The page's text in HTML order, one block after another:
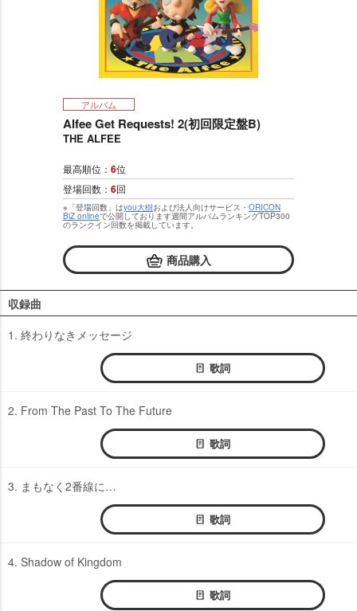
アルバム
Alfee Get Requests! 2(初回限定盤B)
THE ALFEE
最高順位： 6位
登場回数： 6回
※「登場回数」はyou大樹および法人向けサービス・ ORICON
BiZ onlineで公開しております週間アルバムランキングTOP300
のランクイン回数を掲載しています。
商品購入
収録曲
1. 終わりなきメッセージ
歌詞
2. From The Past To The Future
歌詞
3. まもなく2番線に…
歌詞
4. Shadow of Kingdom
歌詞